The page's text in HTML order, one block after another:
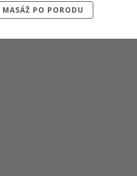
MASÁŽ PO PORODU